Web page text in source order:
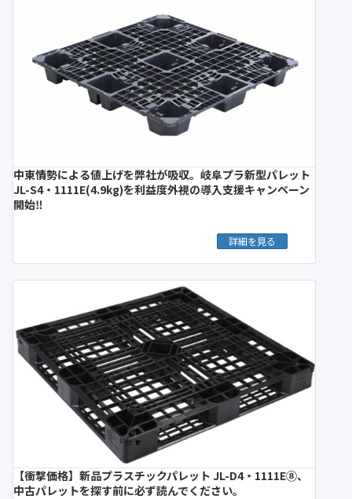
中東情勢による値上げを弊社が吸収。岐阜プラ新型パレット
JL-S4・1111E(4.9kg)を利益度外視の導入支援キャンペーン
開始‼︎
詳細を見る
【衝撃価格】新品プラスチックパレット JL-D4・1111E⑧、
中古パレットを探す前に必ず読んでください。